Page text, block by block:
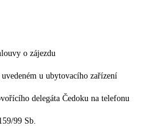
o zájezdu
u ubytovacího zařízení
delegáta Čedoku na telefonu
99 Sb.